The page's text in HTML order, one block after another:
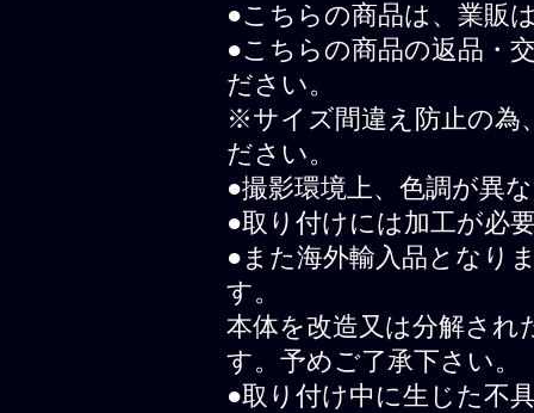
●こちらの商品は、業販
●こちらの商品の返品・
ださい。
※サイズ間違え防止の為
ださい。
●撮影環境上、色調が異
●取り付けには加工が必
●また海外輸入品となり
す。
本体を改造又は分解され
す。予めご了承下さい。
●取り付け中に生じた不